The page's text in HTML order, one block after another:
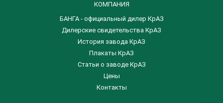
КОМПАНИЯ
БАНГА - официальный дилер КрАЗ
Дилерские свидетельства КрАЗ
История завода КрАЗ
Плакаты КрАЗ
Статьи о заводе КрАЗ
Цены
Контакты